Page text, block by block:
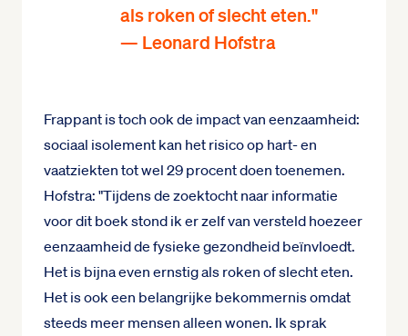
als roken of slecht eten."
— Leonard Hofstra
Frappant is toch ook de impact van eenzaamheid:
sociaal isolement kan het risico op hart- en
vaatziekten tot wel 29 procent doen toenemen.
Hofstra: "Tijdens de zoektocht naar informatie
voor dit boek stond ik er zelf van versteld hoezeer
eenzaamheid de fysieke gezondheid beïnvloedt.
Het is bijna even ernstig als roken of slecht eten.
Het is ook een belangrijke bekommernis omdat
steeds meer mensen alleen wonen. Ik sprak